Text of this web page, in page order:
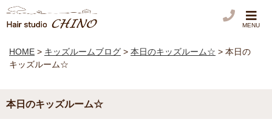
MENU
HOME > キッズルームブログ > 本日のキッズルーム☆ > 本日の
キッズルーム☆
本日のキッズルーム☆